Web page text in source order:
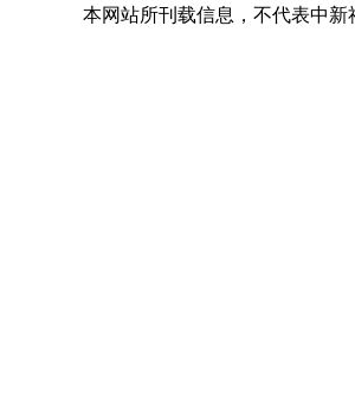
本网站所刊载信息，不代表中